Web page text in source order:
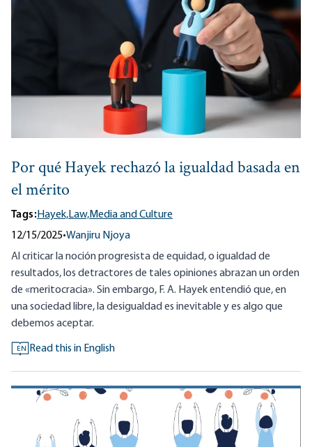
Por qué Hayek rechazó la igualdad basada en
el mérito
Tags:Hayek,Law,Media and Culture
12/15/2025•Wanjiru Njoya
Al criticar la noción progresista de equidad, o igualdad de
resultados, los detractores de tales opiniones abrazan un orden
de «meritocracia». Sin embargo, F. A. Hayek entendió que, en
una sociedad libre, la desigualdad es inevitable y es algo que
debemos aceptar.
EN Read this in English